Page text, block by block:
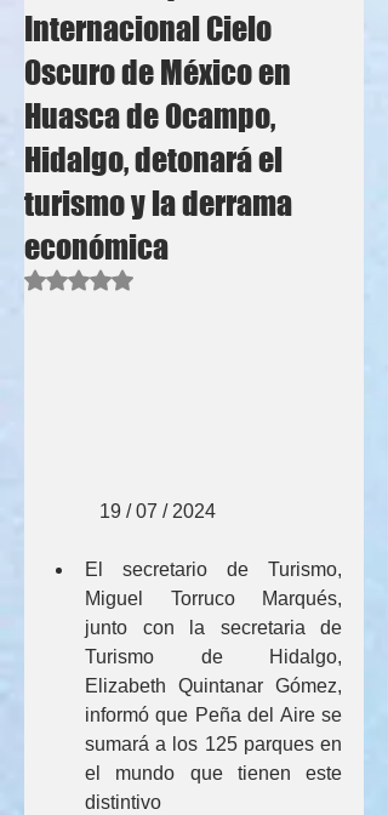
Internacional Cielo
Oscuro de México en
Huasca de Ocampo,
Hidalgo, detonará el
turismo y la derrama
económica
Obtuvo NaN de 5 estrellas.
           19 / 07 / 2024
El secretario de Turismo,
Miguel Torruco Marqués,
junto con la secretaria de
Turismo de Hidalgo,
Elizabeth Quintanar Gómez,
informó que Peña del Aire se
sumará a los 125 parques en
el mundo que tienen este
distintivo